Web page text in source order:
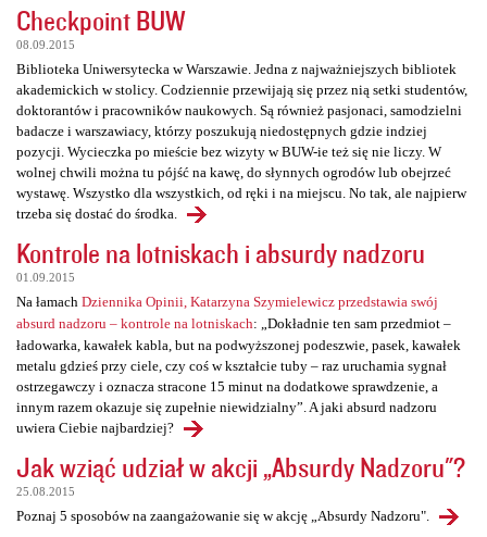
Checkpoint BUW
08.09.2015
Biblioteka Uniwersytecka w Warszawie. Jedna z najważniejszych bibliotek
akademickich w stolicy. Codziennie przewijają się przez nią setki studentów,
doktorantów i pracowników naukowych. Są również pasjonaci, samodzielni
badacze i warszawiacy, którzy poszukują niedostępnych gdzie indziej
pozycji. Wycieczka po mieście bez wizyty w BUW-ie też się nie liczy. W
wolnej chwili można tu pójść na kawę, do słynnych ogrodów lub obejrzeć
wystawę. Wszystko dla wszystkich, od ręki i na miejscu. No tak, ale najpierw
trzeba się dostać do środka.
Kontrole na lotniskach i absurdy nadzoru
01.09.2015
Na łamach Dziennika Opinii, Katarzyna Szymielewicz przedstawia swój
absurd nadzoru – kontrole na lotniskach: „Dokładnie ten sam przedmiot –
ładowarka, kawałek kabla, but na podwyższonej podeszwie, pasek, kawałek
metalu gdzieś przy ciele, czy coś w kształcie tuby – raz uruchamia sygnał
ostrzegawczy i oznacza stracone 15 minut na dodatkowe sprawdzenie, a
innym razem okazuje się zupełnie niewidzialny”. A jaki absurd nadzoru
uwiera Ciebie najbardziej?
Jak wziąć udział w akcji „Absurdy Nadzoru"?
25.08.2015
Poznaj 5 sposobów na zaangażowanie się w akcję „Absurdy Nadzoru".